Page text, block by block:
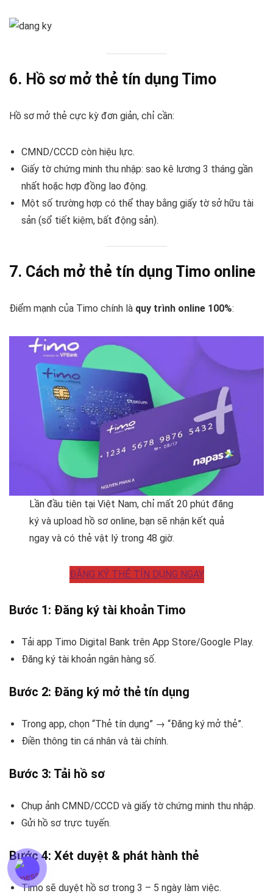
6. Hồ sơ mở thẻ tín dụng Timo
Hồ sơ mở thẻ cực kỳ đơn giản, chỉ cần:
CMND/CCCD còn hiệu lực.
Giấy tờ chứng minh thu nhập: sao kê lương 3 tháng gần
nhất hoặc hợp đồng lao động.
Một số trường hợp có thể thay bằng giấy tờ sở hữu tài
sản (sổ tiết kiệm, bất động sản).
7. Cách mở thẻ tín dụng Timo online
Điểm mạnh của Timo chính là quy trình online 100%:
Lần đầu tiên tại Việt Nam, chỉ mất 20 phút đăng
ký và upload hồ sơ online, bạn sẽ nhận kết quả
ngay và có thẻ vật lý trong 48 giờ.
ĐĂNG KÝ THẺ TÍN DỤNG NGAY
Bước 1: Đăng ký tài khoản Timo
Tải app Timo Digital Bank trên App Store/Google Play.
Đăng ký tài khoản ngân hàng số.
Bước 2: Đăng ký mở thẻ tín dụng
Trong app, chọn “Thẻ tín dụng” → “Đăng ký mở thẻ”.
Điền thông tin cá nhân và tài chính.
Bước 3: Tải hồ sơ
Chụp ảnh CMND/CCCD và giấy tờ chứng minh thu nhập.
Gửi hồ sơ trực tuyến.
Bước 4: Xét duyệt & phát hành thẻ
Timo sẽ duyệt hồ sơ trong 3 – 5 ngày làm việc.